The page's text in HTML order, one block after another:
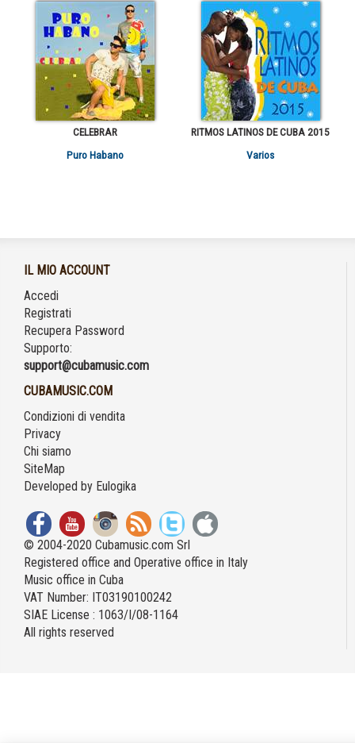
CELEBRAR
Puro Habano
RITMOS LATINOS DE CUBA 2015
Varios
IL MIO ACCOUNT
Accedi
Registrati
Recupera Password
Supporto:
support@cubamusic.com
CUBAMUSIC.COM
Condizioni di vendita
Privacy
Chi siamo
SiteMap
Developed by Eulogika
© 2004-2020 Cubamusic.com Srl
Registered office and Operative office in Italy
Music office in Cuba
VAT Number: IT03190100242
SIAE License : 1063/I/08-1164
All rights reserved